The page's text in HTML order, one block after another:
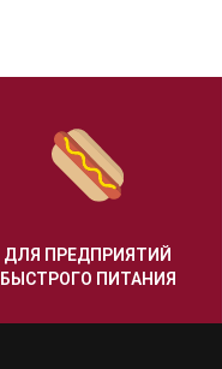
ДЛЯ ПРЕДПРИЯТИЙ
БЫСТРОГО ПИТАНИЯ